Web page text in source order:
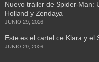
Nuevo tráiler de Spider-Man:
Holland y Zendaya
JUNIO 29, 2026
Este es el cartel de Klara y el
JUNIO 29, 2026